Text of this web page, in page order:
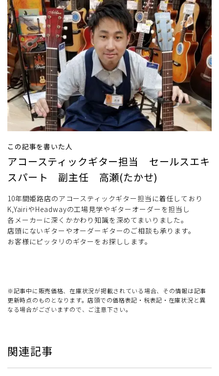
この記事を書いた人
アコースティックギター担当 セールスエキ
スパート 副主任 高瀬(たかせ)
10年間姫路店のアコースティックギター担当に着任しており
K,YairiやHeadwayの工場見学やギターオーダーを担当し
各メーカーに深くかかわり知識を深めてまいりました。
店頭にないギターやオーダーギターのご相談も承ります。
お客様にピッタリのギターをお探しします。
※記事中に販売価格、在庫状況が掲載されている場合、その情報は記事
更新時点のものとなります。店頭での価格表記・税表記・在庫状況と異
なる場合がございますので、ご注意下さい。
関連記事